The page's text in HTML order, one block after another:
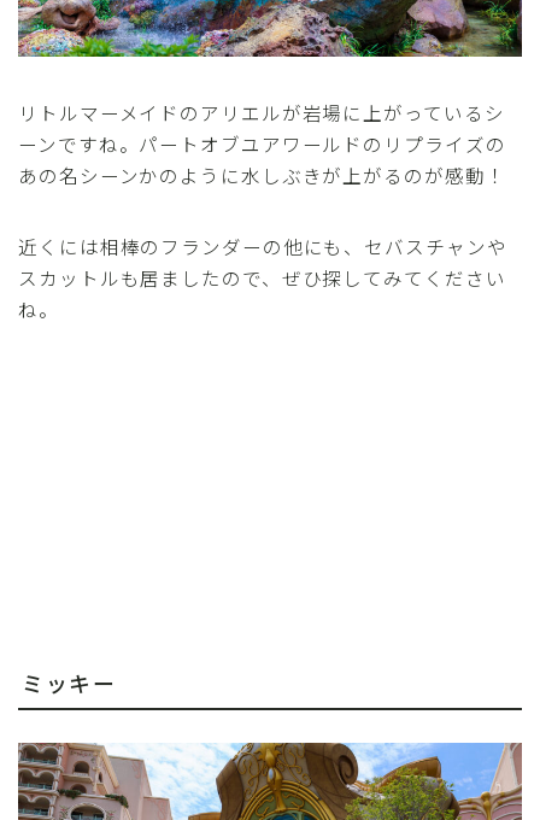
リトルマーメイドのアリエルが岩場に上がっているシ
ーンですね。パートオブユアワールドのリプライズの
あの名シーンかのように水しぶきが上がるのが感動！
近くには相棒のフランダーの他にも、セバスチャンや
スカットルも居ましたので、ぜひ探してみてください
ね。
ミッキー